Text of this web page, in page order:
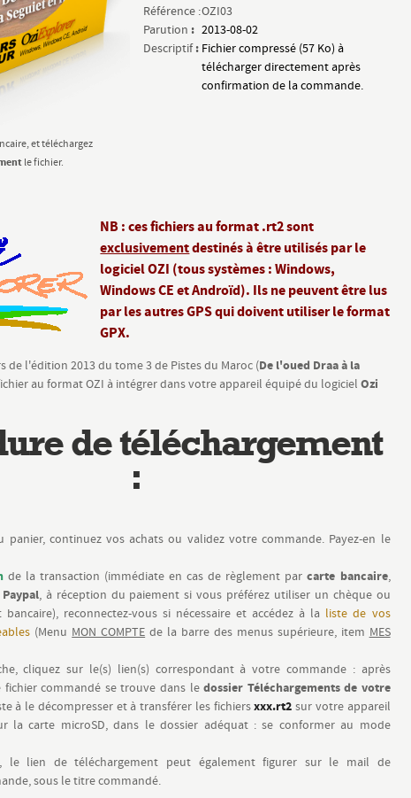
et téléchargez
le fichier.
Référence :OZI03
Parution : 2013-08-02
Descriptif: Fichier compressé (57 Ko) à
télécharger directement après
confirmation de la commande.
NB : ces fichiers au format .rt2 sont
exclusivementdestinés à être utilisés par le
logiciel OZI (tous systèmes : Windows,
Windows CE et Androïd). Ils ne peuvent être lus
par les autres GPS qui doivent utiliser le format
GPX.
de l'édition 2013 du tome 3 de Pistes du Maroc (De l'oued Draa à la
au format OZI à intégrer dans votre appareil équipé du logicielOzi
de téléchargement
:
continuez vos achats ou validez votre commande. Payez-en le
de la transaction (immédiate en cas de règlement parcarte bancaire,
Paypal, à réception du paiement si vous préférez utiliser un chèque ou
reconnectez-vous si nécessaire et accédez à la liste de vos
(Menu MON COMPTE de la barre des menus supérieure, item MES
cliquez sur le(s) lien(s) correspondant à votre commande : après
fichier commandé se trouve dans ledossier Téléchargements de votre
à le décompresser et à transférer les fichiersxxx.rt2 sur votre appareil
la carte microSD, dans le dossier adéquat : se conformer au mode
le lien de téléchargement peut également figurer sur le mail de
sous le titre commandé.